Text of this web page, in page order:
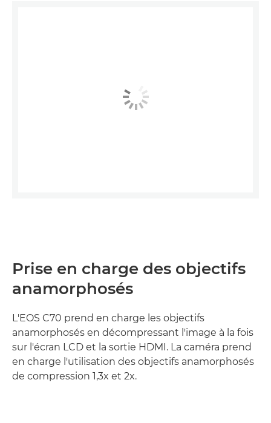
Prise en charge des objectifs
anamorphosés
L'EOS C70 prend en charge les objectifs
anamorphosés en décompressant l'image à la fois
sur l'écran LCD et la sortie HDMI. La caméra prend
en charge l'utilisation des objectifs anamorphosés
de compression 1,3x et 2x.